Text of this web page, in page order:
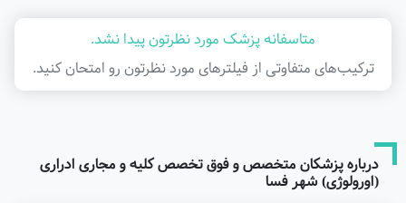
متاسفانه پزشک مورد نظرتون پیدا نشد.
ترکیب‌های متفاوتی از فیلتر‌های مورد نظرتون رو امتحان کنید.
درباره پزشکان متخصص و فوق تخصص کلیه و مجاری ادراری
(اورولوژی) شهر فسا